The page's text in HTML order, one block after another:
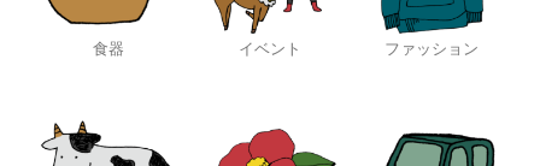
食器 イベント ファッション